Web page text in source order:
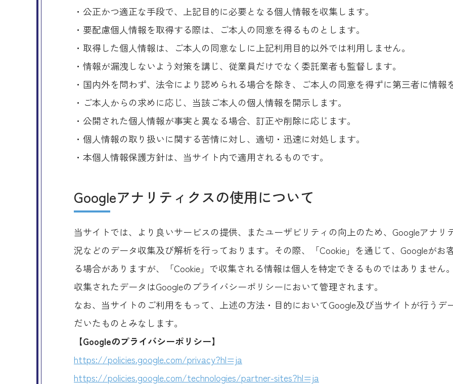
・公正かつ適正な手段で、上記目的に必要となる個人情報を収集します。
・要配慮個人情報を取得する際は、ご本人の同意を得るものとします。
・取得した個人情報は、ご本人の同意なしに上記利用目的以外では利用しません。
・情報が漏洩しないよう対策を講じ、従業員だけでなく委託業者も監督します。
・国内外を問わず、法令により認められる場合を除き、ご本人の同意を得ずに第三者に情報
・ご本人からの求めに応じ、当該ご本人の個人情報を開示します。
・公開された個人情報が事実と異なる場合、訂正や削除に応じます。
・個人情報の取り扱いに関する苦情に対し、適切・迅速に対処します。
・本個人情報保護方針は、当サイト内で適用されるものです。
Googleアナリティクスの使用について
当サイトでは、より良いサービスの提供、またユーザビリティの向上のため、Googleアナ
況などのデータ収集及び解析を行っております。その際、「Cookie」を通じて、Googleがお
る場合がありますが、「Cookie」で収集される情報は個人を特定できるものではありません。
収集されたデータはGoogleのプライバシーポリシーにおいて管理されます。
なお、当サイトのご利用をもって、上述の方法・目的においてGoogle及び当サイトが行う
だいたものとみなします。
【Googleのプライバシーポリシー】
https://policies.google.com/privacy?hl=ja
https://policies.google.com/technologies/partner-sites?hl=ja